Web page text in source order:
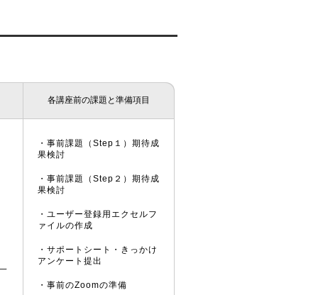
各講座前の課題と準備項目
・事前課題（Step１）期待成
果検討
・事前課題（Step２）期待成
果検討
・ユーザー登録用エクセルフ
ァイルの作成
・サポートシート・きっかけ
アンケート提出
・事前のZoomの準備